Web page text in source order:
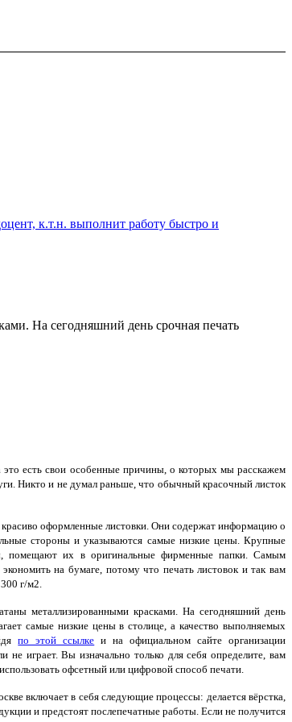
к.т.н. выполнит работу быстро и
На сегодняшний день срочная печать
это есть свои особенные причины, о которых мы расскажем
Никто и не думал раньше, что обычный красочный листок
оформленные листовки. Они содержат информацию о
стороны и указываются самые низкие цены. Крупные
помещают их в оригинальные фирменные папки. Самым
на бумаге, потому что печать листовок и так вам
г/м2.
металлизированными красками. На сегодняшний день
самые низкие цены в столице, а качество выполняемых
по этой ссылке и на официальном сайте организации
играет. Вы изначально только для себя определите, вам
офсетный или цифровой способ печати.
включает в себя следующие процессы: делается вёрстка,
и предстоят послепечатные работы. Если не получится